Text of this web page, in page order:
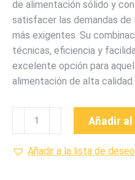
de alimentación sólido y
satisfacer las demandas de
más exigentes. Su
técnicas, eficiencia y
excelente opción para
alimentación de alta calidad.
TSXPSY5520MC
DE
Añadir
Añadir a la lista de